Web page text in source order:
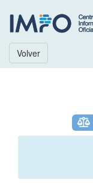
Volver